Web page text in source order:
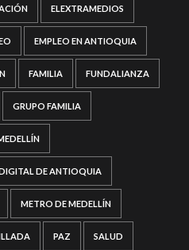
ELEXTRAMEDIOS
EMPLEO EN ANTIOQUIA
FAMILIA FUNDALIANZA
GRUPO FAMILIA
DE ANTIOQUIA
METRO DE MEDELLÍN
PAZ SALUD